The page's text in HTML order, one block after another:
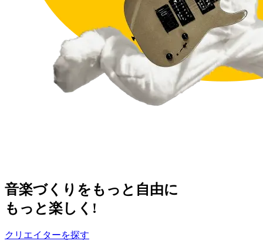
音楽づくりをもっと自由に
もっと楽しく!
クリエイターを探す